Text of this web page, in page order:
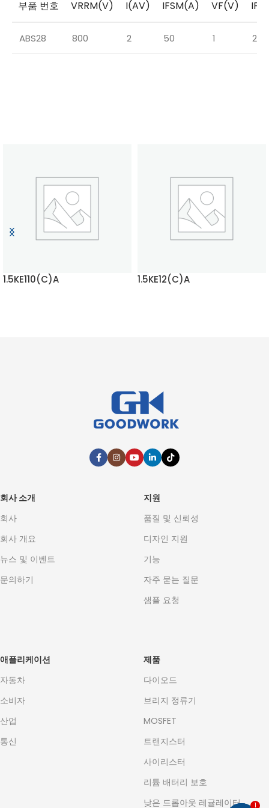
부품 번호 VRRM(V) I(AV) IFSM(A) VF(V)
ABS28 800 2 50 1 2
1.5KE110(C)A 1.5KE12(C)A
회사 소개
회사
회사 개요
뉴스 및 이벤트
문의하기
지원
품질 및 신뢰성
디자인 지원
기능
자주 묻는 질문
샘플 요청
애플리케이션
자동차
소비자
산업
통신
제품
다이오드
브리지 정류기
MOSFET
트랜지스터
사이리스터
리튬 배터리 보호
낮은 드롭아웃 레귤레이터
1